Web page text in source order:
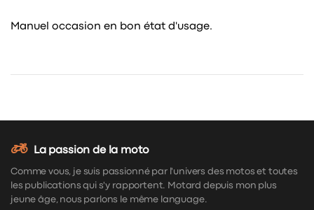
Manuel occasion en bon état d'usage.
La passion de la moto
Comme vous, je suis passionné par l'univers des motos et toutes
les publications qui s'y rapportent. Motard depuis mon plus
jeune âge, nous parlons le même language.